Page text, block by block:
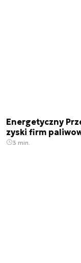
Energetyczny
zyski firm
3 min.